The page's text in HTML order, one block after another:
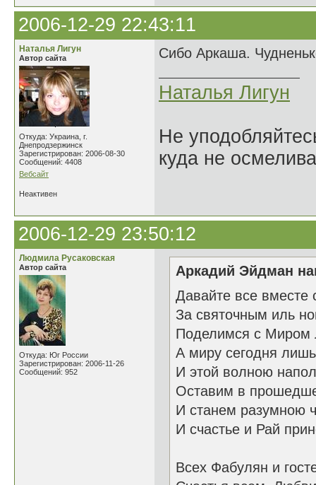
2006-12-29 22:43:11
Наталья Лигун
Автор сайта
Откуда: Украина, г.
Днепродзержинск
Зарегистрирован: 2006-08-30
Сообщений: 4408
Вебсайт
Сибо Аркаша.
Наталья Лигун
Не
куда не
Неактивен
2006-12-29 23:50:12
Людмила Русаковская
Автор сайта
Откуда: Юг России
Зарегистрирован: 2006-11-26
Сообщений: 952
Аркадий Эйдман
Давайте все вместе
За святочным иль
Поделимся с
А миру сегодня
И этой волною
Оставим в
И станем разумною
И счастье и Рай
Всех Фабулян и